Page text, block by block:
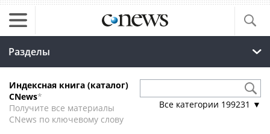
Разделы
Индексная книга (каталог)
CNews*
Получите все материалы
CNews по ключевому слову
Все категории 199231 ▼